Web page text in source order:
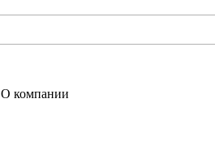
О компании